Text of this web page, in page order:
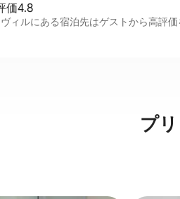
価4.8
ィルにある宿泊先はゲストから高評
プ